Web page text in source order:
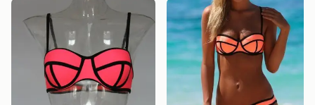
Het xxlshop team
(Inclusief 21% BTW)